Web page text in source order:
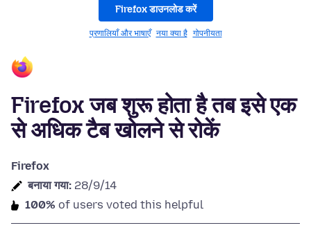
Firefox डाउनलोड करें
प्रणालियाँ और भाषाएँ नया क्या है गोपनीयता
Firefox जब शुरू होता है तब इसे एक
से अधिक टैब खोलने से रोकें
Firefox
बनाया गया: 28/9/14
100% of users voted this helpful